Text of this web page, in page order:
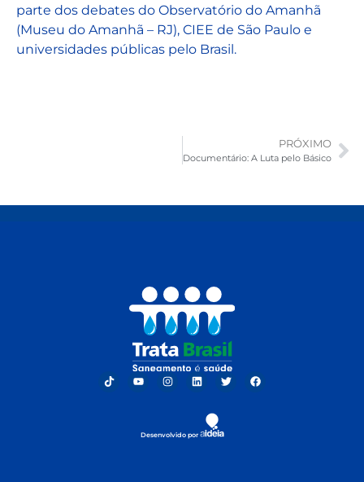
parte dos debates do Observatório do Amanhã
(Museu do Amanhã – RJ), CIEE de São Paulo e
universidades públicas pelo Brasil.
PRÓXIMO
Documentário: A Luta pelo Básico
Desenvolvido por